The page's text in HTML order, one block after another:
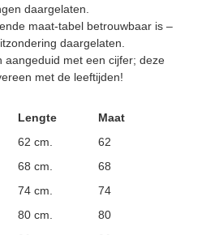
daargelaten.
maat-tabel betrouwbaar is –
daargelaten.
aangeduid met een cijfer; deze
met de leeftijden!
Lengte
Maat
62 cm.
62
68 cm.
68
74 cm.
74
80 cm.
80